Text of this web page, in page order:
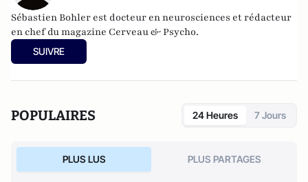
Sébastien Bohler est docteur en neurosciences et rédacteur
en chef du magazine Cerveau & Psycho.
SUIVRE
POPULAIRES 24 Heures 7 Jours
PLUS LUS PLUS PARTAGES